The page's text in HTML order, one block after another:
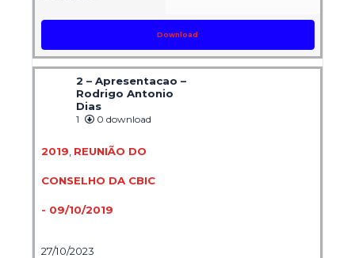
Download
2 – Apresentacao –
Rodrigo Antonio
Dias
1 0 download
2019 REUNIÃO DO
CONSELHO DA CBIC
- 09/10/2019
27/10/2023